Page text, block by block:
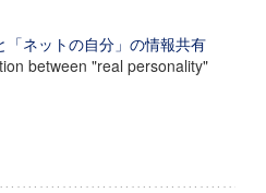
ネットの自分」の情報共有
between "real personality"